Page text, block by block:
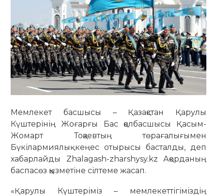
Мемлекет басшысы – Қазақстан Қарулы
Күштерінің Жоғарғы Бас қолбасшысы Қасым-
Жомарт Тоқаевтың төрағалығымен
Бүкілармиялық кеңес отырысы басталды, деп
хабарлайды Zhalagash-zharshysy.kz Ақорданың
баспасөз қызметіне сілтеме жасап.
«Қарулы Күштеріміз – мемлекеттігіміздің